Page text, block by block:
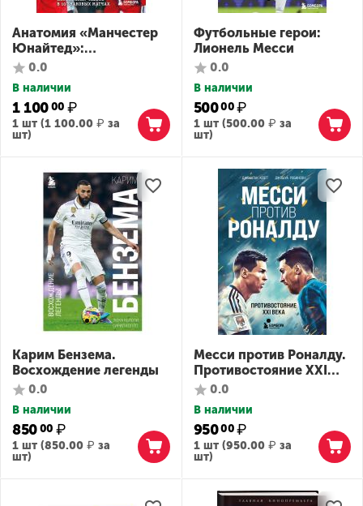
Анатомия «Манчестер
Юнайтед»:
захватывающая
история одного из
самых успешных
английский клубов в 10
знаковых матчах
0.0
В наличии
1 10000 ₽
1 шт (1 100.00 ₽ за
шт)
Футбольные герои:
Лионель Месси
0.0
В наличии
50000₽
1 шт (500.00₽ за
шт)
Карим Бензема.
Восхождение легенды
0.0
В наличии
85000 ₽
1 шт (850.00 ₽ за
шт)
Месси против Роналду.
Противостояние XXI
века
0.0
В наличии
95000₽
1 шт (950.00₽ за
шт)